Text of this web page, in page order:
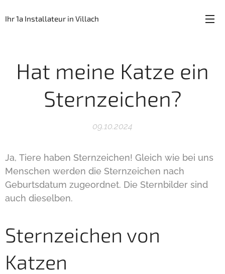
Ihr 1a Installateur in Villach
Hat meine Katze ein
Sternzeichen?
09.10.2024
Ja, Tiere haben Sternzeichen! Gleich wie bei uns
Menschen werden die Sternzeichen nach
Geburtsdatum zugeordnet. Die Sternbilder sind
auch dieselben.
Sternzeichen von
Katzen